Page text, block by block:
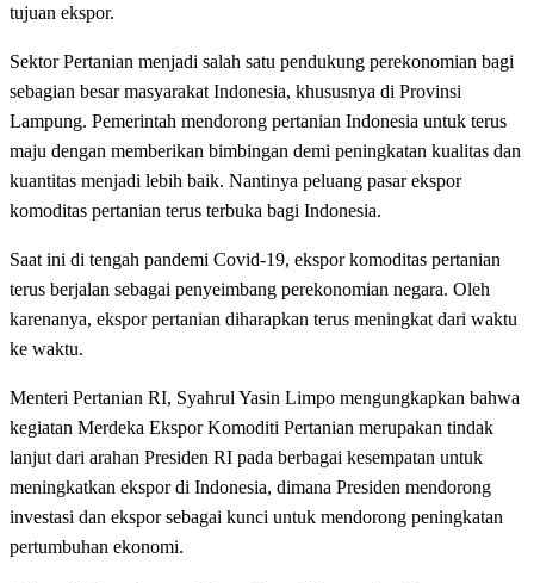
tujuan ekspor.
Sektor Pertanian menjadi salah satu pendukung perekonomian bagi
sebagian besar masyarakat Indonesia, khususnya di Provinsi
Lampung. Pemerintah mendorong pertanian Indonesia untuk terus
maju dengan memberikan bimbingan demi peningkatan kualitas dan
kuantitas menjadi lebih baik. Nantinya peluang pasar ekspor
komoditas pertanian terus terbuka bagi Indonesia.
Saat ini di tengah pandemi Covid-19, ekspor komoditas pertanian
terus berjalan sebagai penyeimbang perekonomian negara. Oleh
karenanya, ekspor pertanian diharapkan terus meningkat dari waktu
ke waktu.
Menteri Pertanian RI, Syahrul Yasin Limpo mengungkapkan bahwa
kegiatan Merdeka Ekspor Komoditi Pertanian merupakan tindak
lanjut dari arahan Presiden RI pada berbagai kesempatan untuk
meningkatkan ekspor di Indonesia, dimana Presiden mendorong
investasi dan ekspor sebagai kunci untuk mendorong peningkatan
pertumbuhan ekonomi.